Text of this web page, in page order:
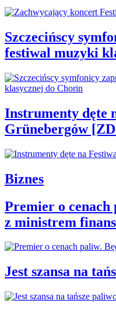
Szczecińscy
festiwal muzyki
Instrumenty dęte
Grünebergów
Biznes
Premier o cenach
z ministrem
Jest szansa na